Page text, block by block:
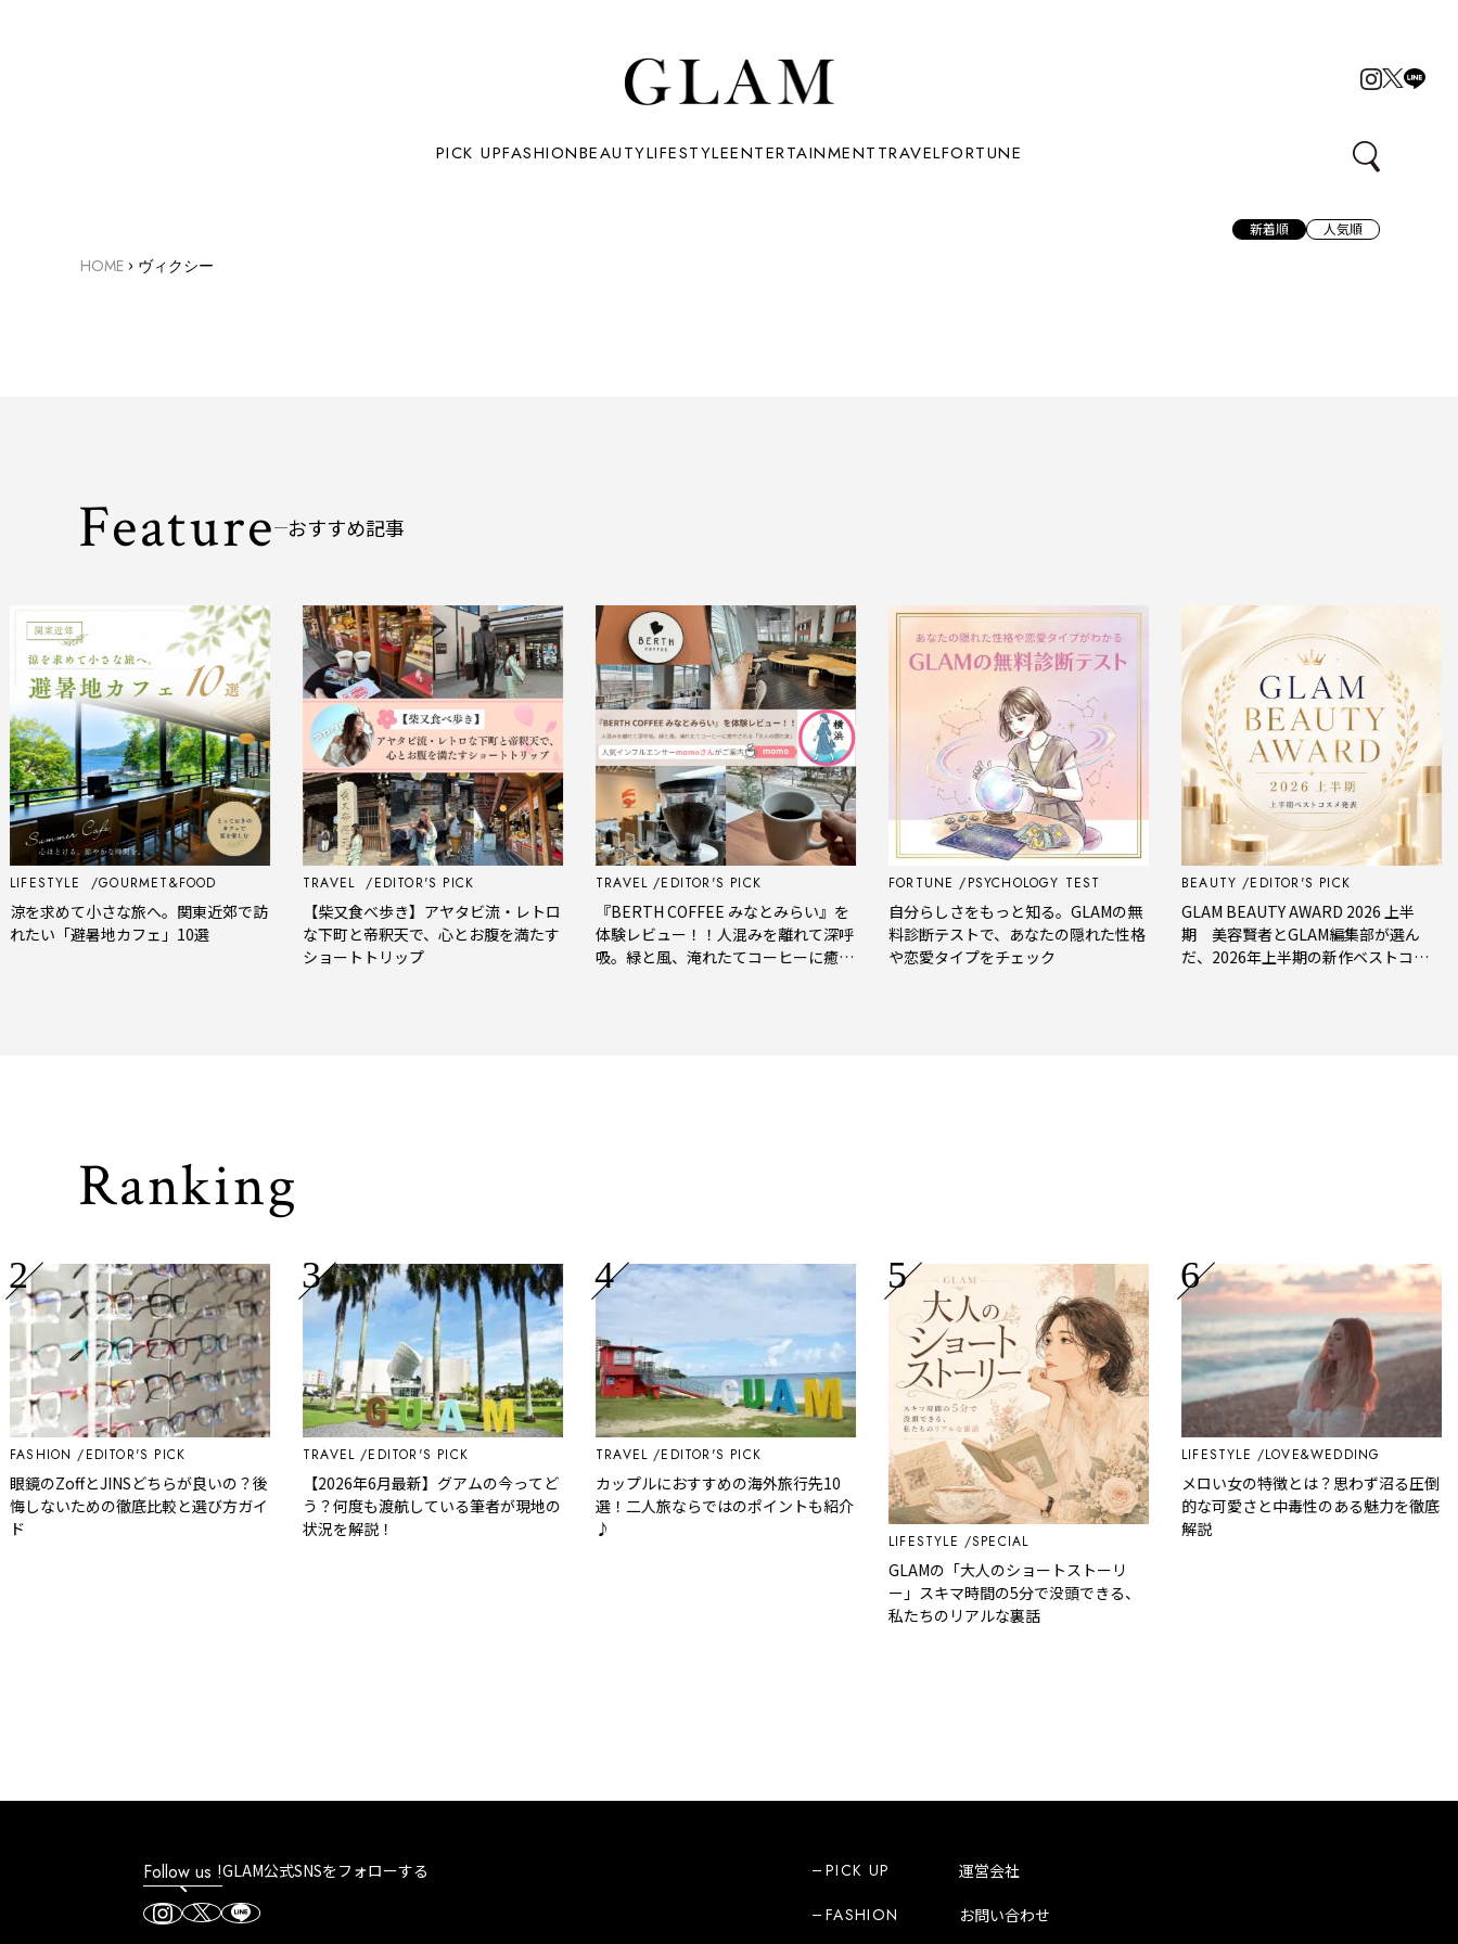
PICK UPFASHIONBEAUTYLIFESTYLEENTERTAINMENTTRAVELFORTUNE
新着順 人気順
HOME › ヴィクシー
Feature おすすめ記事
LIFESTYLE GOURMET&FOOD
涼を求めて小さな旅へ。関東近郊で訪
れたい「避暑地カフェ」10選
TRAVEL EDITOR'S PICK
【柴又食べ歩き】アヤタビ流・レトロ
な下町と帝釈天で、心とお腹を満たす
ショートトリップ
TRAVEL EDITOR'S PICK
『BERTH COFFEE みなとみらい』を
体験レビュー！！人混みを離れて深呼
吸。緑と風、淹れたてコーヒーに癒や
FORTUNE PSYCHOLOGY TEST
自分らしさをもっと知る。GLAMの無
料診断テストで、あなたの隠れた性格
や恋愛タイプをチェック
BEAUTY EDITOR'S PICK
GLAM BEAUTY AWARD 2026 上半
期 美容賢者とGLAM編集部が選ん
だ、2026年上半期の新作ベストコス
Ranking
FASHION EDITOR'S PICK
眼鏡のZoffとJINSどちらが良いの？後
悔しないための徹底比較と選び方ガイ
ド
TRAVEL EDITOR'S PICK
【2026年6月最新】グアムの今ってど
う？何度も渡航している筆者が現地の
状況を解説！
TRAVEL EDITOR'S PICK
カップルにおすすめの海外旅行先10
選！二人旅ならではのポイントも紹介
♪
LIFESTYLE SPECIAL
GLAMの「大人のショートストーリ
ー」スキマ時間の5分で没頭できる、
私たちのリアルな裏話
LIFESTYLE LOVE&WEDDING
メロい女の特徴とは？思わず沼る圧倒
的な可愛さと中毒性のある魅力を徹底
解説
Follow us !GLAM公式SNSをフォローする PICK UP
FASHION
運営会社
お問い合わせ